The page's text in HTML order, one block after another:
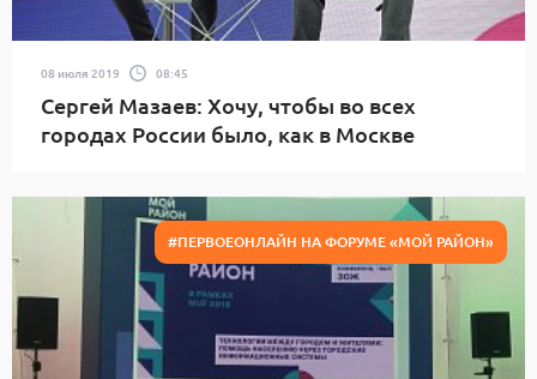
08 июля 2019 08:45
Сергей Мазаев: Хочу, чтобы во всех
городах России было, как в Москве
#ПЕРВОЕОНЛАЙН НА ФОРУМЕ «МОЙ РАЙОН»